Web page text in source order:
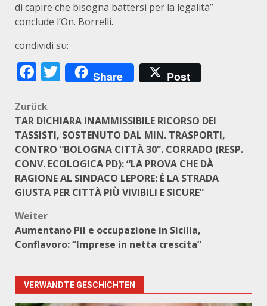
di capire che bisogna battersi per la legalità”
conclude l’On. Borrelli.
condividi su:
Facebook
Twitter
Share Post
Beitragsnavigation
Zurück
TAR DICHIARA INAMMISSIBILE RICORSO DEI
TASSISTI, SOSTENUTO DAL MIN. TRASPORTI,
CONTRO “BOLOGNA CITTÀ 30”. CORRADO (RESP.
CONV. ECOLOGICA PD): “LA PROVA CHE DÀ
RAGIONE AL SINDACO LEPORE: È LA STRADA
GIUSTA PER CITTÀ PIÙ VIVIBILI E SICURE”
Weiter
Aumentano Pil e occupazione in Sicilia,
Conflavoro: “Imprese in netta crescita”
VERWANDTE GESCHICHTEN